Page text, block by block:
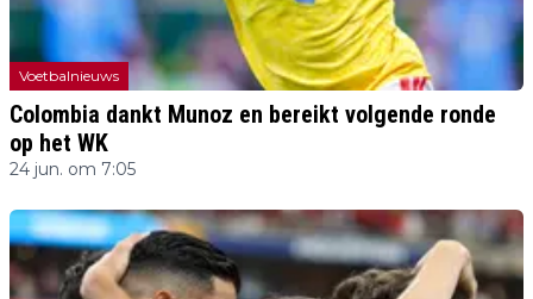
Voetbalnieuws
Colombia dankt Munoz en bereikt volgende ronde
op het WK
24 jun. om 7:05